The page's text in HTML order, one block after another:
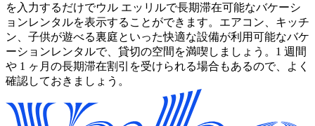
を入力するだけでウル エッリルで長期滞在可能なバケーシ
ョンレンタルを表示することができます。エアコン、キッチ
ン、子供が遊べる裏庭といった快適な設備が利用可能なバケ
ーションレンタルで、貸切の空間を満喫しましょう。1 週間
や 1 ヶ月の長期滞在割引を受けられる場合もあるので、よく
確認しておきましょう。